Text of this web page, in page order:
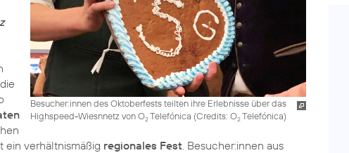
Besucher:innen des Oktoberfests teilten ihre Erlebnisse über das
Highspeed-Wiesnnetz von O2Telefónica (Credits: O2Telefónica)
ein verhältnismäßig regionales Fest. Besucher:innen aus